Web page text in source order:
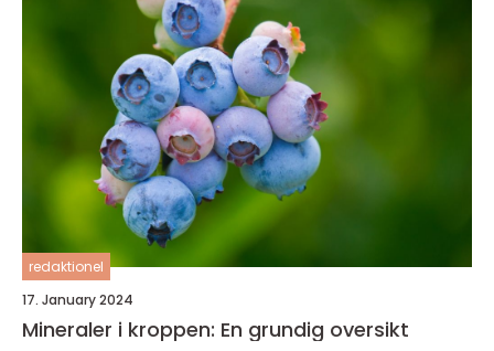
redaktionel
17. January 2024
Mineraler i kroppen: En grundig oversikt